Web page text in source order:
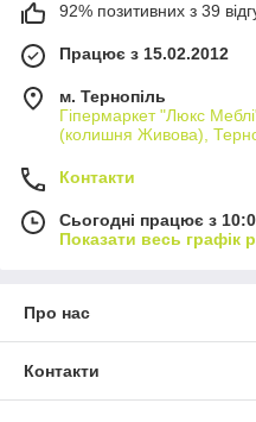
92% позитивних з 39
Працює з 15.02.2012
м. Тернопіль
Гіпермаркет "Люкс
(колишня Живова),
Контакти
Сьогодні працює з
Показати весь графік
Про нас
Контакти